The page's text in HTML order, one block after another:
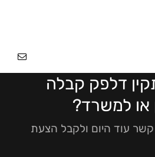
עמוד הבית
דלפק קבלה
או למשרד?
קשר עוד היום ולקבל הצעת